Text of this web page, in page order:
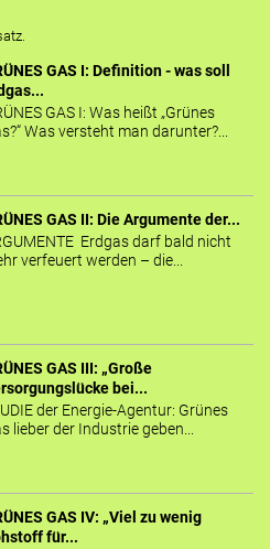
GAS I: Definition - was soll
GAS I: Was heißt „Grünes
Was versteht man darunter?...
GAS II: Die Argumente der...
Erdgas darf bald nicht
verfeuert werden – die...
GAS III: „Große
bei...
der Energie-Agentur: Grünes
lieber der Industrie geben...
GAS IV: „Viel zu wenig
für...